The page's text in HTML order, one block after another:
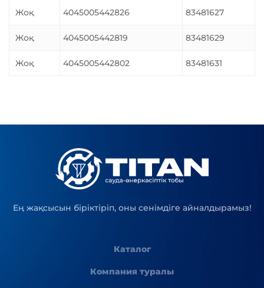
Жоқ 4045005442826 83481627
Жоқ 4045005442819 83481629
Жоқ 4045005442802 83481631
Ең жақсысын біріктіріп, оны сенімдіге айналдырамыз!
Каталог
Компания туралы